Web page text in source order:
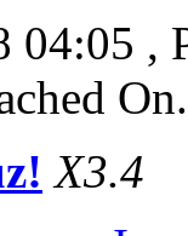
04:05 ,
On.
X3.4